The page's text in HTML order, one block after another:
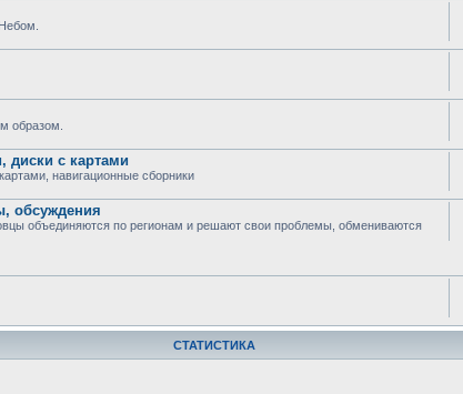
образом.
диски с картами
навигационные сборники
обсуждения
объединяются по регионам и решают свои проблемы, обмениваются
СТАТИСТИКА